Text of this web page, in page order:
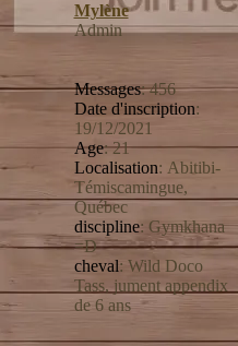
Mylène
Admin
Messages:456
Date d'inscription:
19/12/2021
Age:21
Localisation: Abitibi-
Témiscamingue,
Québec
discipline: Gymkhana
=D
cheval: Wild Doco
Tass, jument appendix
de 6 ans